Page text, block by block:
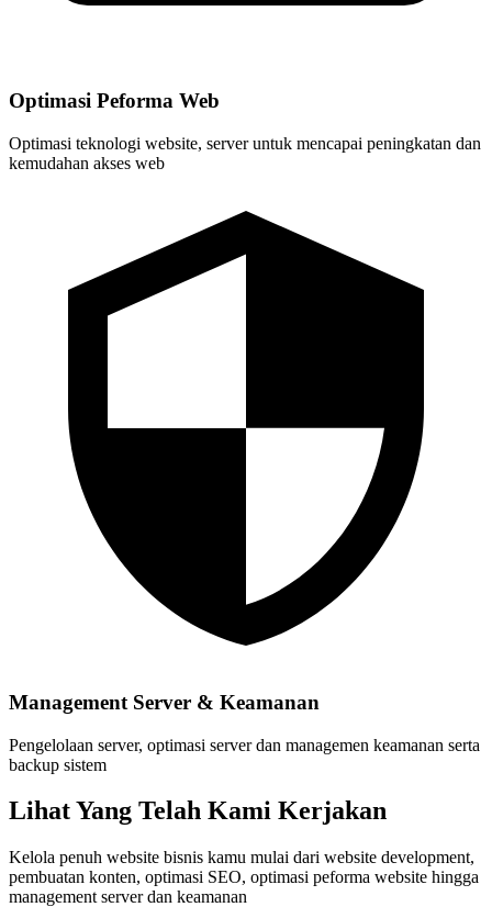
Optimasi Peforma Web
Optimasi teknologi website, server untuk mencapai peningkatan dan
kemudahan akses web
Management Server & Keamanan
Pengelolaan server, optimasi server dan managemen keamanan serta
backup sistem
Lihat Yang Telah Kami Kerjakan
Kelola penuh website bisnis kamu mulai dari website development,
pembuatan konten, optimasi SEO, optimasi peforma website hingga
management server dan keamanan